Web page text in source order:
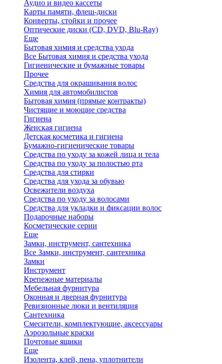
Аудио и видео кассеты
Карты памяти, флеш-диски
Конверты, стойки и прочее
Оптические диски (CD, DVD, Blu-Ray)
Еще
Бытовая химия и средства ухода
Все Бытовая химия и средства ухода
Гигиенические и бумажные товары
Прочее
Средства для окрашивания волос
Химия для автомобилистов
Бытовая химия (прямые контракты)
Чистящие и моющие средства
Гигиена
Женская гигиена
Детская косметика и гигиена
Бумажно-гигиенические товары
Средства по уходу за кожей лица и тела
Средства по уходу за полостью рта
Средства для стирки
Средства для ухода за обувью
Освежители воздуха
Средства по уходу за волосами
Средства для укладки и фиксации волос
Подарочные наборы
Косметические серии
Еще
Замки, инструмент, сантехника
Все Замки, инструмент, сантехника
Замки
Инструмент
Крепежные материалы
Мебельная фурнитура
Оконная и дверная фурнитура
Ревизионные люки и вентиляция
Сантехника
Смесители, комплектующие, аксессуары
Аэрозольные краски
Почтовые ящики
Еще
Изолента, клей, пена, уплотнители